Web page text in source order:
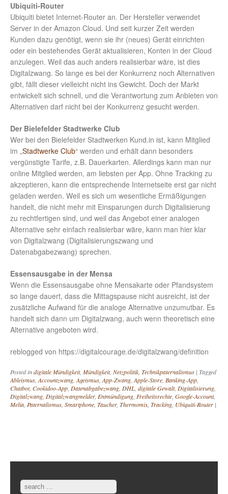
Ubiquiti-Router
Ubiquiti bietet Internet-Router an. Der Hersteller verwendet
Server in der Amazon Cloud. Und seit kurzer Zeit werden
Kunden dazu genötigt, wenn sie ihr (neues) Gerät einrichten
oder ein bestehendes Gerät aktualisieren, Konten in der Cloud
anzulegen. Weil das auch anders realisierbar wäre, ist dies
Digitalzwang. So lange es bei der Konkurrenz noch Alternativen
gibt, fällt dieser vielleicht nicht ins Gewicht. Doch der Markt
entwickelt sich schnell, und die Verantwortung zum Anbieten von
Alternativen darf nicht bei der Konkurrenz gesucht werden.
Der Bielefelder Stadtwerke Club
Wer bei den Bielefelder Stadtwerken Kund.in ist, kann Mitglied
im „Stadtwerke Club“ werden und erhält dann besonders
vergünstigte Tarife, z.B. Dauerkarten. Allerdings kann man nur
online Mitglied werden, am liebsten per App. Ohne Tracking zu
akzeptieren, kann die entsprechende Internetseite erst gar nicht
geladen werden. Weil es sich um wesentliche Ermäßigungen
handelt, die nicht mehr mit Einsparungen durch Digitalisierung
zu rechtfertigen sind, und weil das Angebot einer analogen
Alternative sehr einfach realisierbar wäre, kann man hier klar
von Digitalzwang (Digitalisierungszwang und
Datenabgabezwang) sprechen.
Essensausgabe in der Mensa
Wenn die Essensausgabe ohne Mensakarte oder Pfandsystem
so lange dauert, dass die Mittagspause nicht ausreicht, ist der
zusätzliche Aufwand für die analoge Alternative unzumutbar. Es
handelt sich dann um Digitalzwang, auch wenn theoretisch eine
Alternative angeboten wird.
reblogged von https://digitalcourage.de/digitalzwang/definition
Posted indigitale Mündigkeit, Mündigkeit, Netzpolitik, Technikpaternalismus | Tagged
Ableismus,Accountzwang,Ageismus,App-Zwang,Apple-Store, Banking-App,
Chatbot, Cookidoo-App, Datenabgabezwang, DHL, digitale Gewalt, Digitalisierung,
Digitalzwang, Digitalzwangmelder, Entmündigung, Freiheitsrechte, Google-Account,
Melia, Paternalismus, Smartphone, Taucher, Thermomix, Tracking, Ubiquiti-Router |
Post navigation
Search